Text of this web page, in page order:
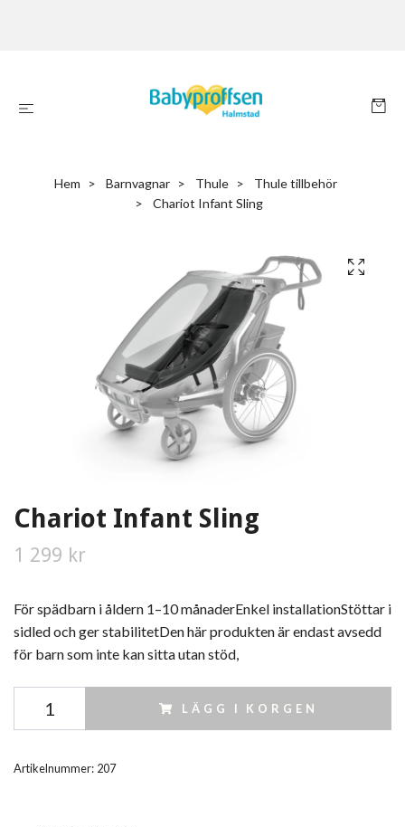
Hem Barnvagnar Thule
Thule tillbehör
Chariot Infant Sling
Chariot Infant Sling
1 299 kr
För spädbarn i åldern 1–10 månaderEnkel installationStöttar i
sidled och ger stabilitetDen här produkten är endast avsedd
för barn som inte kan sitta utan stöd,
LÄGG I KORGEN
Artikelnummer: 207